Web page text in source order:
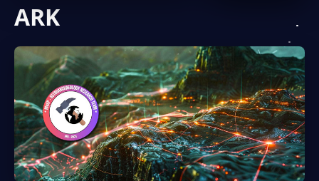
içerisinde
kalması,
ambalajlandığı
tarihteki...
məqsədilə
və ona olan
sevgimiz
çərçivəsində
25...
ARK